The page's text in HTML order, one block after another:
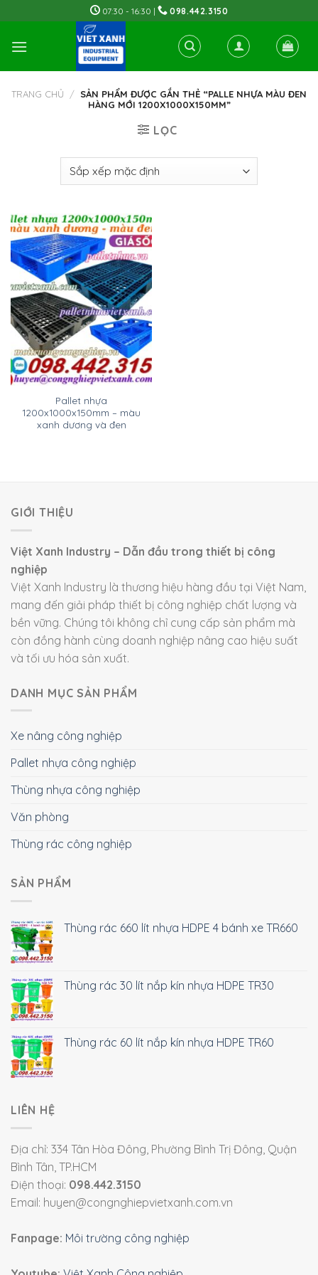
to
content
07:30 - 16:30 | 098.442.3150
TRANG CHỦ / SẢN PHẨM ĐƯỢC GẮN THẺ “PALLE NHỰA MÀU ĐEN
HÀNG MỚI 1200X1000X150MM”
LỌC
Pallet nhựa
1200x1000x150mm – màu
xanh dương và đen
GIỚI THIỆU
Việt Xanh Industry – Dẫn đầu trong thiết bị công
nghiệp
Việt Xanh Industry là thương hiệu hàng đầu tại Việt Nam,
mang đến giải pháp thiết bị công nghiệp chất lượng và
bền vững. Chúng tôi không chỉ cung cấp sản phẩm mà
còn đồng hành cùng doanh nghiệp nâng cao hiệu suất
và tối ưu hóa sản xuất.
DANH MỤC SẢN PHẨM
Xe nâng công nghiệp
Pallet nhựa công nghiệp
Thùng nhựa công nghiệp
Văn phòng
Thùng rác công nghiệp
SẢN PHẨM
Thùng rác 660 lít nhựa HDPE 4 bánh xe TR660
Thùng rác 30 lít nắp kín nhựa HDPE TR30
Thùng rác 60 lít nắp kín nhựa HDPE TR60
LIÊN HỆ
Địa chỉ: 334 Tân Hòa Đông, Phường Bình Trị Đông, Quận
Bình Tân, TP.HCM
Điện thoại: 098.442.3150
Email: huyen@congnghiepvietxanh.com.vn
Fanpage: Môi trường công nghiệp